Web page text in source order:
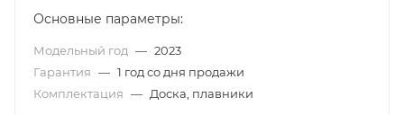
Основные параметры:
Модельный год — 2023
Гарантия — 1 год со дня продажи
Комплектация — Доска, плавники